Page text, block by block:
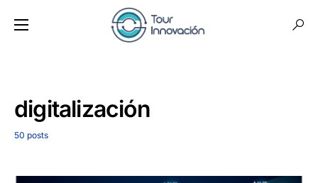
digitalización
50 posts